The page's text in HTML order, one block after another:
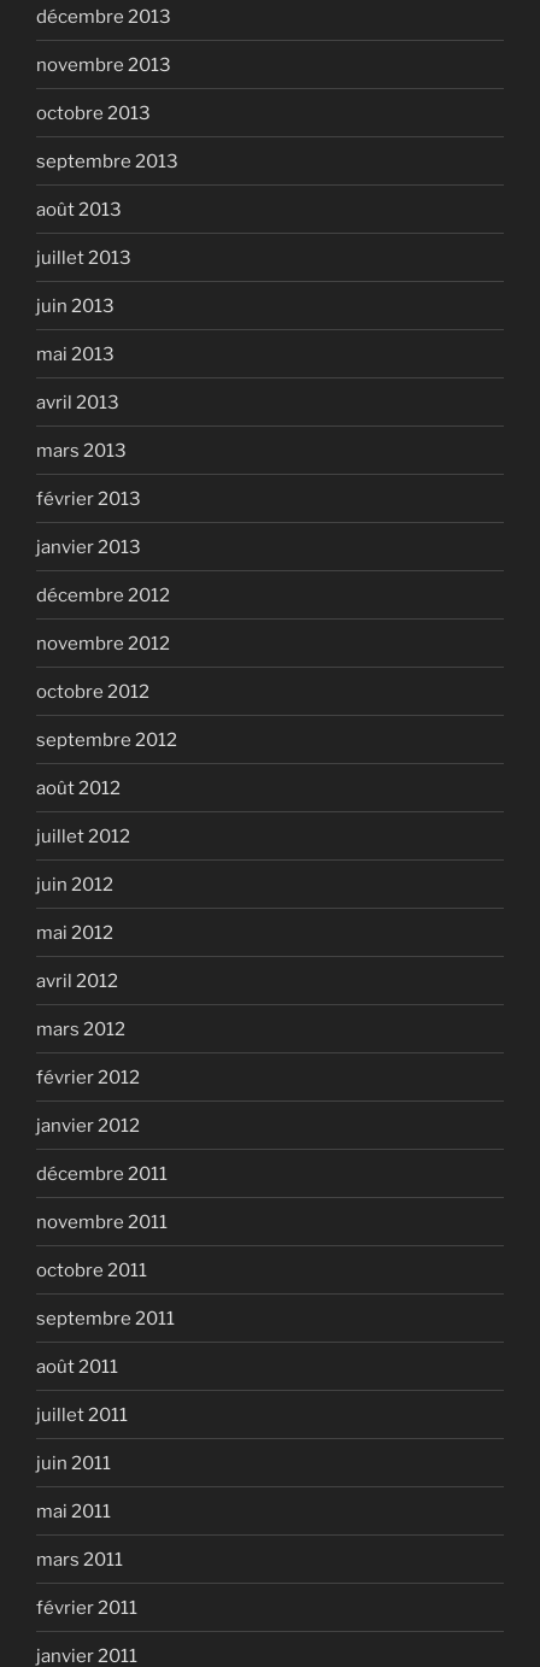
décembre 2013
novembre 2013
octobre 2013
septembre 2013
août 2013
juillet 2013
juin 2013
mai 2013
avril 2013
mars 2013
février 2013
janvier 2013
décembre 2012
novembre 2012
octobre 2012
septembre 2012
août 2012
juillet 2012
juin 2012
mai 2012
avril 2012
mars 2012
février 2012
janvier 2012
décembre 2011
novembre 2011
octobre 2011
septembre 2011
août 2011
juillet 2011
juin 2011
mai 2011
mars 2011
février 2011
janvier 2011